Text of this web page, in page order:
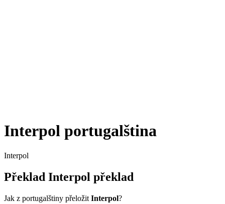
Interpol portugalština
Interpol
Překlad Interpol překlad
Jak z portugalštiny přeložit Interpol?